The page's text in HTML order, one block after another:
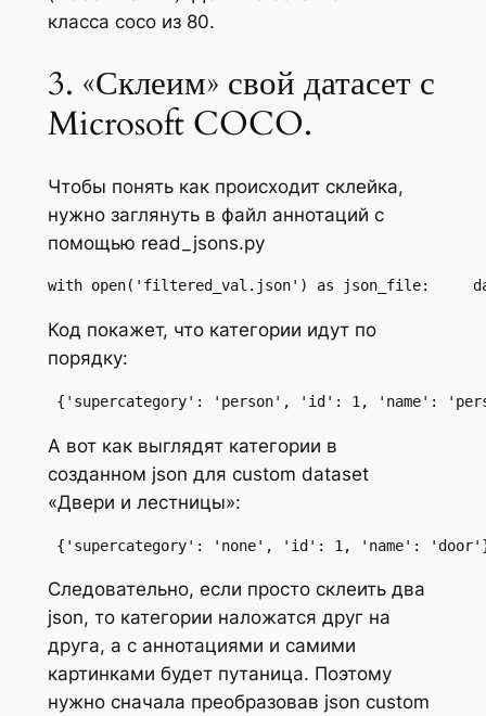
класса coco из 80.
3. «Склеим» свой датасет с
Microsoft COCO.
Чтобы понять как происходит склейка,
нужно заглянуть в файл аннотаций с
помощью read_jsons.py
with open('filtered_val.json') as json_file:
Код покажет, что категории идут по
порядку:
{'supercategory': 'person', 'id': 1, 'name':
А вот как выглядят категории в
созданном json для custom dataset
«Двери и лестницы»:
{'supercategory': 'none', 'id': 1, 'name':
Следовательно, если просто склеить два
json, то категории наложатся друг на
друга, а с аннотациями и самими
картинками будет путаница. Поэтому
нужно сначала преобразовав json custom